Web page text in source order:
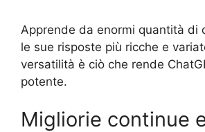
Apprende da enormi quantità di
le sue risposte più ricche e
versatilità è ciò che rende
potente.
Migliorie continue